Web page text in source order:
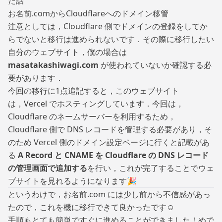
お名前.comからCloudflareへのドメイン移管
注意としては，Cloudflare 側でドメインの登録をしてか
らでないと移行は進められないです．その際に移行したい
自分のウェブサイト，僕の場合は
masatakashiwagi.com が使われていないか確認する必
要があります．
今回の移行に1点追記すると，このウェブサイト
は， Vercel でホスティングしています．今回は，
Cloudflare のネームサーバーを利用するため，
Cloudflare 側で DNS レコードを管理する必要があり，そ
のため Vercel 側のドメイン設定ページに行くと記載があ
る A Record と CNAME を Cloudflare の DNS レコード
の管理画面で追加するを行い，これが完了することでウェ
ブサイトを見れるようになります🎉
というわけで，お名前.com には少し前から不信感があっ
たので，これを機に移行できて良かったです☺️